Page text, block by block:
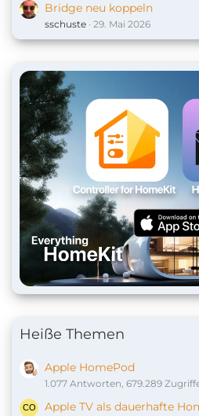
Bridge neu koppeln
sschuste 29. Mai 2026
Heiße Themen
Apple HomePod
1.077 Antworten, 679.289
Apple TV als dauerhafte